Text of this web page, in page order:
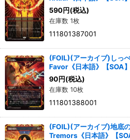
590円(税込)
在庫数 1枚
111801387001
(FOIL)(アーカイブ)しっ
Favor《日本語》【SOA】
90円(税込)
在庫数 10枚
111801388001
(FOIL)(アーカイブ)地底
Tremors《日本語》【